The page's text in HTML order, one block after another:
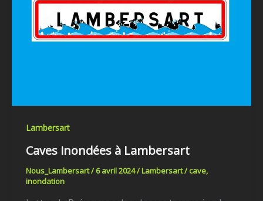
Lambersart
Caves inondées à Lambersart
Nous_Lambersart/ 6 avril 2024/Lambersart/ cave,
inondation